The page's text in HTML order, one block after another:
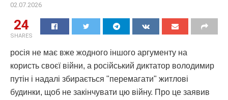
02.07.2026
24
SHARES
росія не має вже жодного іншого аргументу на
користь своєї війни, а російський диктатор володимир
путін і надалі збирається "перемагати" житлові
будинки, щоб не закінчувати цю війну. Про це заявив